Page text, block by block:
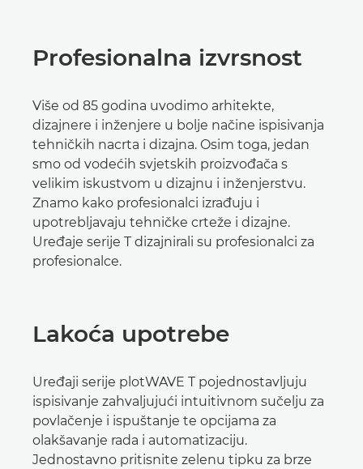
Profesionalna izvrsnost
Više od 85 godina uvodimo arhitekte,
dizajnere i inženjere u bolje načine ispisivanja
tehničkih nacrta i dizajna. Osim toga, jedan
smo od vodećih svjetskih proizvođača s
velikim iskustvom u dizajnu i inženjerstvu.
Znamo kako profesionalci izrađuju i
upotrebljavaju tehničke crteže i dizajne.
Uređaje serije T dizajnirali su profesionalci za
profesionalce.
Lakoća upotrebe
Uređaji serije plotWAVE T pojednostavljuju
ispisivanje zahvaljujući intuitivnom sučelju za
povlačenje i ispuštanje te opcijama za
olakšavanje rada i automatizaciju.
Jednostavno pritisnite zelenu tipku za brze